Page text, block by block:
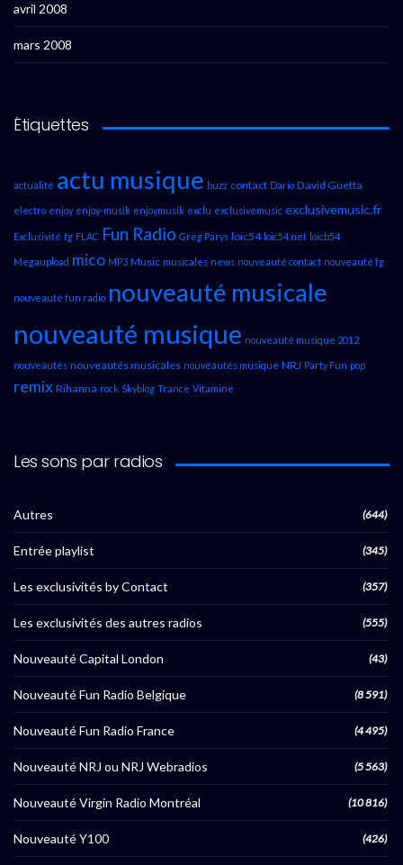
avril 2008
mars 2008
Étiquettes
actualité actu musique buzz contact Dario David Guetta
electro enjoy enjoy-musik enjoymusik exclu exclusivemusic exclusivemusic.fr
Exclusivité fg FLAC Fun Radio Greg Parys loic54 loic54.net loicb54
Megaupload mico MP3 Music musicales news nouveauté contact nouveauté fg
nouveauté fun radio nouveauté musicale
nouveauté musique nouveauté musique 2012
nouveautés nouveautés musicales nouveautés musique NRJ Party Fun pop
remix Rihanna rock Skyblog Trance Vitamine
Les sons par radios
Autres (644)
Entrée playlist (345)
Les exclusivités by Contact (357)
Les exclusivités des autres radios (555)
Nouveauté Capital London (43)
Nouveauté Fun Radio Belgique (8 591)
Nouveauté Fun Radio France (4 495)
Nouveauté NRJ ou NRJ Webradios (5 563)
Nouveauté Virgin Radio Montréal (10 816)
Nouveauté Y100 (426)